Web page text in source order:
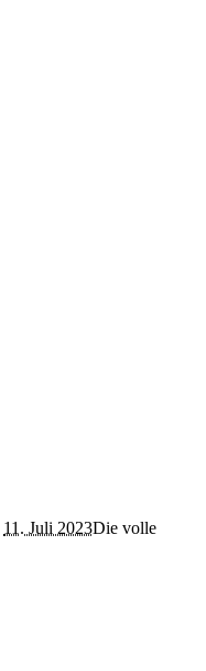
11. Juli 2023Die volle